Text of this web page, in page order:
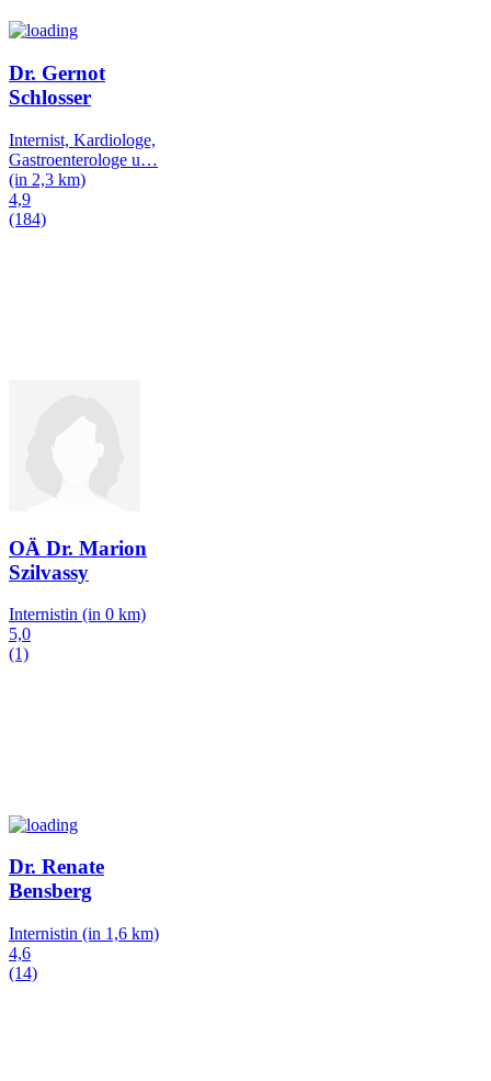
Dr. Gernot
Schlosser
Internist, Kardiologe,
Gastroenterologe u…
(in 2,3 km)
4,9
(184)
OÄ Dr. Marion
Szilvassy
Internistin (in 0 km)
5,0
(1)
Dr. Renate
Bensberg
Internistin (in 1,6 km)
4,6
(14)